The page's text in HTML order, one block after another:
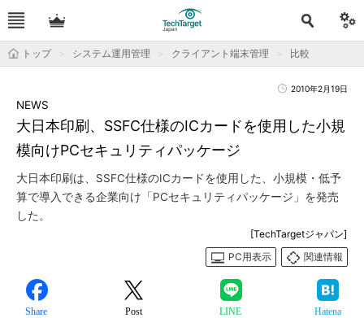
トップ システム運用管理 クライアント端末管理 比較
2010年2月19日
大日本印刷、SSFC仕様のICカードを使用した小規
模向けPCセキュリティパッケージ
NEWS
大日本印刷は、SSFC仕様のICカードを使用した、小規模・低予
算で導入できる企業向け「PCセキュリティパッケージ」を発売
した。
[TechTargetジャパン]
PC用表示
関連情報
Share Post LINE Hatena